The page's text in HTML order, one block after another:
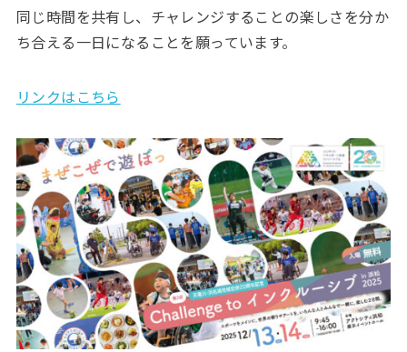
同じ時間を共有し、チャレンジすることの楽しさを分か
ち合える一日になることを願っています。
リンクはこちら